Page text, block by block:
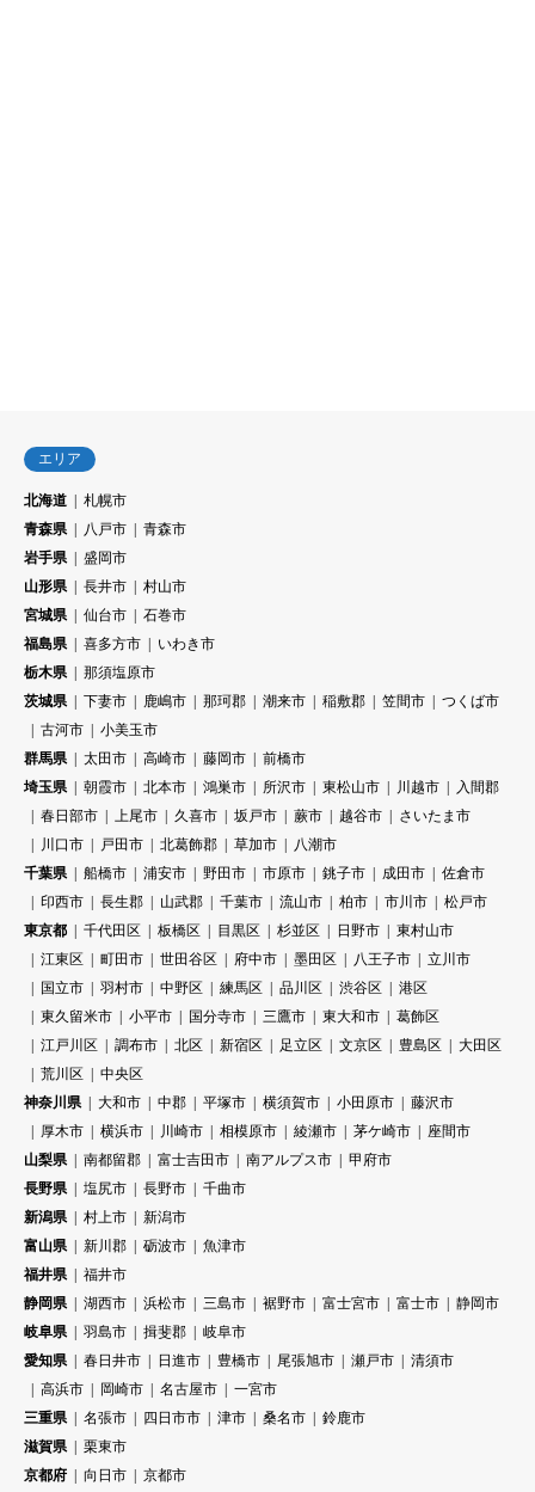
エリア
北海道
札幌市
青森県
八戸市
青森市
岩手県
盛岡市
山形県
長井市
村山市
宮城県
仙台市
石巻市
福島県
喜多方市
いわき市
栃木県
那須塩原市
茨城県
下妻市 鹿嶋市 那珂郡 潮来市 稲敷郡 笠間市
つくば市
古河市
小美玉市
群馬県
太田市 高崎市 藤岡市
前橋市
埼玉県
朝霞市 北本市 鴻巣市 所沢市 東松山市 川越市
入間郡
春日部市
上尾市 久喜市 坂戸市 蕨市 越谷市
さいたま市
川口市
戸田市 北葛飾郡 草加市
八潮市
千葉県
船橋市 浦安市 野田市 市原市 銚子市 成田市
佐倉市
印西市
長生郡 山武郡 千葉市 流山市 柏市 市川市
松戸市
東京都
千代田区 板橋区 目黒区 杉並区 日野市
東村山市
江東区
町田市 世田谷区 府中市 墨田区 八王子市
立川市
国立市
羽村市 中野区 練馬区 品川区 渋谷区
港区
東久留米市
小平市 国分寺市 三鷹市 東大和市
葛飾区
江戸川区
調布市 北区 新宿区 足立区 文京区 豊島区
大田区
荒川区
中央区
神奈川県
大和市 中郡 平塚市 横須賀市 小田原市
藤沢市
厚木市
横浜市 川崎市 相模原市 綾瀬市 茅ケ崎市
座間市
山梨県
南都留郡 富士吉田市 南アルプス市
甲府市
長野県
塩尻市 長野市
千曲市
新潟県
村上市
新潟市
富山県
新川郡 砺波市
魚津市
福井県
福井市
静岡県
湖西市 浜松市 三島市 裾野市 富士宮市 富士市
静岡市
岐阜県
羽島市 揖斐郡
岐阜市
愛知県
春日井市 日進市 豊橋市 尾張旭市 瀬戸市
清須市
高浜市
岡崎市 名古屋市
一宮市
三重県
名張市 四日市市 津市 桑名市
鈴鹿市
滋賀県
栗東市
京都府
向日市
京都市